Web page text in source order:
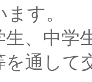
す。
生、中
を通して